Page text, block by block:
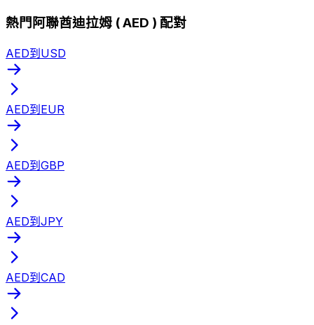
熱門阿聯酋迪拉姆 ( AED ) 配對
AED到USD
AED到EUR
AED到GBP
AED到JPY
AED到CAD